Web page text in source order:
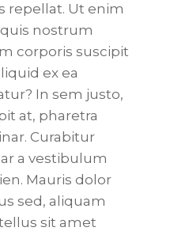
repellat. Ut enim
nostrum
corporis suscipit
ex ea
In sem justo,
at, pharetra
Curabitur
a vestibulum
Mauris dolor
sed, aliquam
sit amet